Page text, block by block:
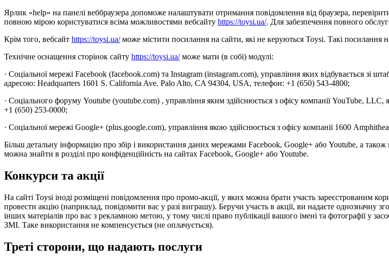
Ярлик «help» на панелі веббраузера допоможе налаштувати отримання повідомлення від браузера,
повною мірою користуватися всіма можливостями вебсайту https://toysi.ua/. Для забезпечення повного
Крім того, вебсайт https://toysi.ua/може містити посилання на сайти, які не керуються Toysi. Такі посилання
Технічне оснащення сторінок сайту https://toysi.ua/може мати (в собі) модулі:
· Соціальної мережі Facebook (facebook.com) та Instagram (instagram.com), управління яких відбувається зі
адресою: Headquarters 1601 S. California Ave. Palo Alto, CA 94304, USA, телефон: +1 (650) 543-4800;
· Соціального форуму Youtube (youtube.com) , управління яким здійснюється з офісу компанії YouTube,
+1 (650) 253-0000;
· Соціальної мережі Google+ (plus.google.com), управління якою здійснюється з офісу компанії 1600
Більш детальну інформацію про збір і використання даних мережами Facebook, Google+ або Youtube, а
можна знайти в розділі про конфіденційність на сайтах Facebook, Google+ або Youtube.
Конкурси та акції
На сайті Toysi іноді розміщені повідомлення про промо-акції, у яких можна брати участь зареєстрованим
провести акцію (наприклад, повідомити вас у разі виграшу). Беручи участь в акції, ви надаєте однозначну
інших матеріалів про вас з рекламною метою, у тому числі право публікації вашого імені та фотографії у
ЗМІ. Таке використання не компенсується (не оплачується).
Треті сторони, що надають послуги